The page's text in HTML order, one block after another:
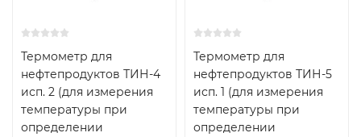
Термометр для
нефтепродуктов ТИН-4
исп. 2 (для измерения
температуры при
определении
Термометр для
нефтепродуктов ТИН-5
исп. 1 (для измерения
температуры при
определении